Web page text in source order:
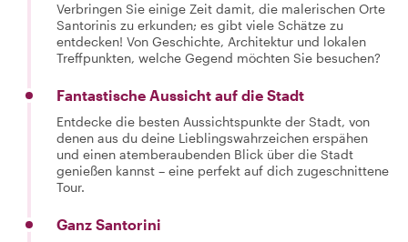
Verbringen Sie einige Zeit damit, die malerischen Orte
Santorinis zu erkunden; es gibt viele Schätze zu
entdecken! Von Geschichte, Architektur und lokalen
Treffpunkten, welche Gegend möchten Sie besuchen?
Fantastische Aussicht auf die Stadt
Entdecke die besten Aussichtspunkte der Stadt, von
denen aus du deine Lieblingswahrzeichen erspähen
und einen atemberaubenden Blick über die Stadt
genießen kannst – eine perfekt auf dich zugeschnittene
Tour.
Ganz Santorini